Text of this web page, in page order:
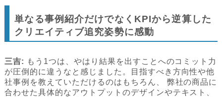
単なる事例紹介だけでなくKPIから逆算した
クリエイティブ追究姿勢に感動
三吉: もう1つは、やはり結果を出すことへのコミット力
が圧倒的に違うなと感じました。目指すべき方向性や他
社事例を教えていただけるのはもちろん、 弊社の商品に
合わせた具体的なアウトプットのデザインやテキスト、